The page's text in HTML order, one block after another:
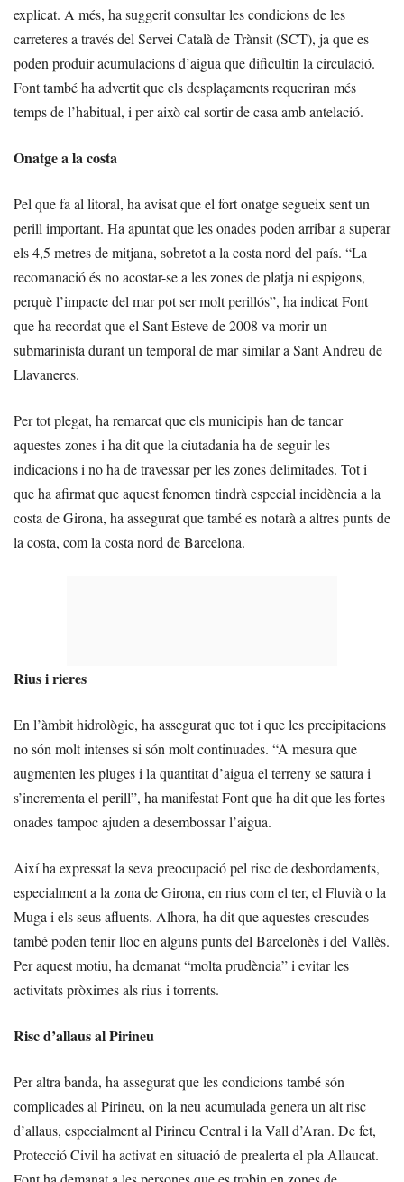
explicat. A més, ha suggerit consultar les condicions de les
carreteres a través del Servei Català de Trànsit (SCT), ja que es
poden produir acumulacions d’aigua que dificultin la circulació.
Font també ha advertit que els desplaçaments requeriran més
temps de l’habitual, i per això cal sortir de casa amb antelació.
Onatge a la costa
Pel que fa al litoral, ha avisat que el fort onatge segueix sent un
perill important. Ha apuntat que les onades poden arribar a superar
els 4,5 metres de mitjana, sobretot a la costa nord del país. “La
recomanació és no acostar-se a les zones de platja ni espigons,
perquè l’impacte del mar pot ser molt perillós”, ha indicat Font
que ha recordat que el Sant Esteve de 2008 va morir un
submarinista durant un temporal de mar similar a Sant Andreu de
Llavaneres.
Per tot plegat, ha remarcat que els municipis han de tancar
aquestes zones i ha dit que la ciutadania ha de seguir les
indicacions i no ha de travessar per les zones delimitades. Tot i
que ha afirmat que aquest fenomen tindrà especial incidència a la
costa de Girona, ha assegurat que també es notarà a altres punts de
la costa, com la costa nord de Barcelona.
Rius i rieres
En l’àmbit hidrològic, ha assegurat que tot i que les precipitacions
no són molt intenses si són molt continuades. “A mesura que
augmenten les pluges i la quantitat d’aigua el terreny se satura i
s’incrementa el perill”, ha manifestat Font que ha dit que les fortes
onades tampoc ajuden a desembossar l’aigua.
Així ha expressat la seva preocupació pel risc de desbordaments,
especialment a la zona de Girona, en rius com el ter, el Fluvià o la
Muga i els seus afluents. Alhora, ha dit que aquestes crescudes
també poden tenir lloc en alguns punts del Barcelonès i del Vallès.
Per aquest motiu, ha demanat “molta prudència” i evitar les
activitats pròximes als rius i torrents.
Risc d’allaus al Pirineu
Per altra banda, ha assegurat que les condicions també són
complicades al Pirineu, on la neu acumulada genera un alt risc
d’allaus, especialment al Pirineu Central i la Vall d’Aran. De fet,
Protecció Civil ha activat en situació de prealerta el pla Allaucat.